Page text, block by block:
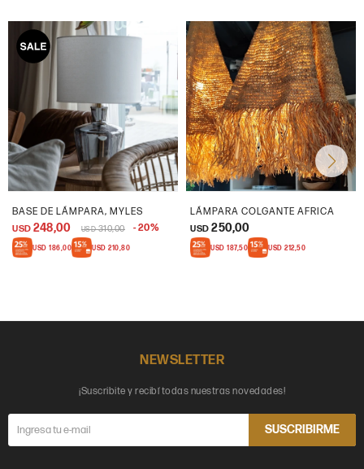
BASE DE LÁMPARA, MYLES
USD 248,00 USD 310,00 20
USD 186,00 USD 210,80
LÁMPARA COLGANTE AFRICA
USD 250,00
USD 187,50 USD 212,50
NEWSLETTER
¡Suscribite y recibí todas nuestras novedades!
SUSCRIBIRME